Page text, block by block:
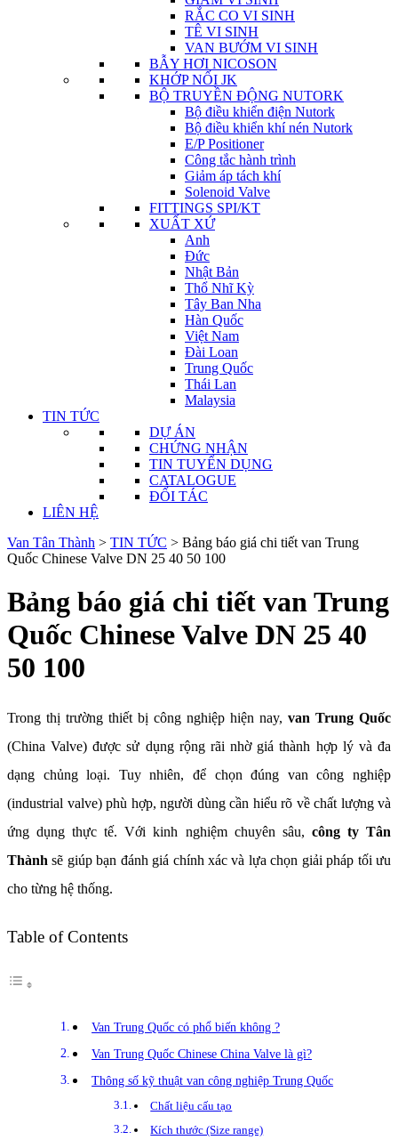
RẮC CO VI SINH
TÊ VI SINH
VAN BƯỚM VI SINH
BẪY HƠI NICOSON
KHỚP NỐI JK
BỘ TRUYỀN ĐỘNG NUTORK
Bộ điều khiển điện Nutork
Bộ điều khiển khí nén Nutork
E/P Positioner
Công tắc hành trình
Giảm áp tách khí
Solenoid Valve
FITTINGS SPI/KT
XUẤT XỨ
Anh
Đức
Nhật Bản
Thổ Nhĩ Kỳ
Tây Ban Nha
Hàn Quốc
Việt Nam
Đài Loan
Trung Quốc
Thái Lan
Malaysia
TIN TỨC
DỰ ÁN
CHỨNG NHẬN
TIN TUYỂN DỤNG
CATALOGUE
ĐỐI TÁC
LIÊN HỆ
Van Tân Thành > TIN TỨC > Bảng báo giá chi tiết van Trung
Quốc Chinese Valve DN 25 40 50 100
Bảng báo giá chi tiết van Trung
Quốc Chinese Valve DN 25 40
50 100
Trong thị trường thiết bị công nghiệp hiện nay, van Trung Quốc
(China Valve) được sử dụng rộng rãi nhờ giá thành hợp lý và đa
dạng chủng loại. Tuy nhiên, để chọn đúng van công nghiệp
(industrial valve) phù hợp, người dùng cần hiểu rõ về chất lượng và
ứng dụng thực tế. Với kinh nghiệm chuyên sâu, công ty Tân
Thành sẽ giúp bạn đánh giá chính xác và lựa chọn giải pháp tối ưu
cho từng hệ thống.
Table of Contents
Van Trung Quốc có phổ biến không ?
Van Trung Quốc Chinese China Valve là gì?
Thông số kỹ thuật van công nghiệp Trung Quốc
Chất liệu cấu tạo
Kích thước (Size range)